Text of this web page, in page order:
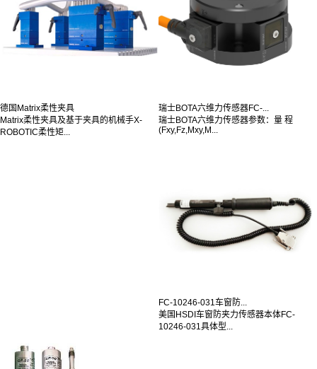
德国Matrix柔性夹具
Matrix柔性夹具及基于夹具的机械手X-
ROBOTIC柔性矩...
瑞士BOTA六维力传感器FC-...
瑞士BOTA六维力传感器参数：量 程
(Fxy,Fz,Mxy,M...
FC-10246-031车窗防...
美国HSDI车窗防夹力传感器本体FC-
10246-031具体型...